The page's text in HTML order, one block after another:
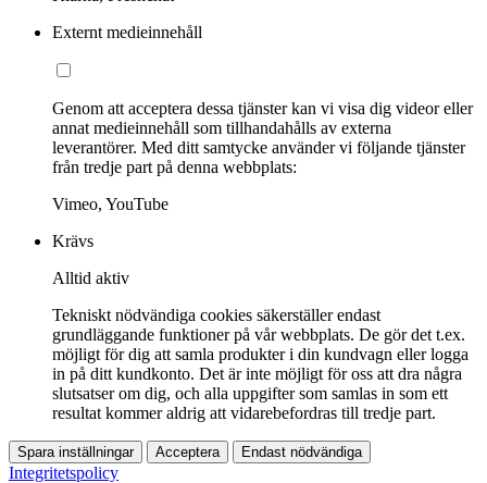
Externt medieinnehåll
Genom att acceptera dessa tjänster kan vi visa dig videor eller
annat medieinnehåll som tillhandahålls av externa
leverantörer. Med ditt samtycke använder vi följande tjänster
från tredje part på denna webbplats:
Vimeo, YouTube
Krävs
Alltid aktiv
Tekniskt nödvändiga cookies säkerställer endast
grundläggande funktioner på vår webbplats. De gör det t.ex.
möjligt för dig att samla produkter i din kundvagn eller logga
in på ditt kundkonto. Det är inte möjligt för oss att dra några
slutsatser om dig, och alla uppgifter som samlas in som ett
resultat kommer aldrig att vidarebefordras till tredje part.
Spara inställningar Acceptera Endast nödvändiga
Integritetspolicy